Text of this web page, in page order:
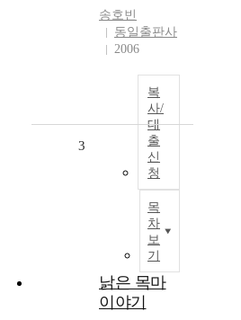
송호빈
동일출판사
2006
복
사/
대
출
신
청
목
차
보
기
3
낡은 목마
이야기